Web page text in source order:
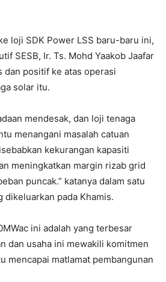
loji SDK Power LSS baru-baru ini,
SESB, Ir. Ts. Mohd Yaakob Jaafar
dan positif ke atas operasi
solar itu.
mendesak, dan loji tenaga
menangani masalah catuan
kekurangan kapasiti
meningkatkan margin rizab grid
puncak.” katanya dalam satu
dikeluarkan pada Khamis.
ini adalah yang terbesar
dan usaha ini mewakili komitmen
mencapai matlamat pembangunan